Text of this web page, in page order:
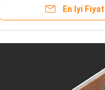
En Iyi Fiyat